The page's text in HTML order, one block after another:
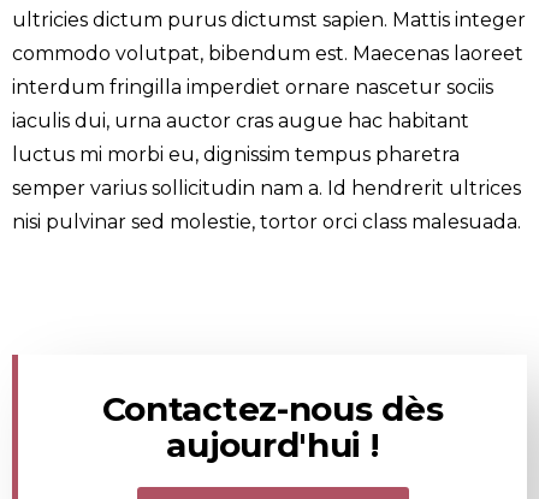
ultricies dictum purus dictumst sapien. Mattis integer
commodo volutpat, bibendum est. Maecenas laoreet
interdum fringilla imperdiet ornare nascetur sociis
iaculis dui, urna auctor cras augue hac habitant
luctus mi morbi eu, dignissim tempus pharetra
semper varius sollicitudin nam a. Id hendrerit ultrices
nisi pulvinar sed molestie, tortor orci class malesuada.
Contactez-nous dès
aujourd'hui !